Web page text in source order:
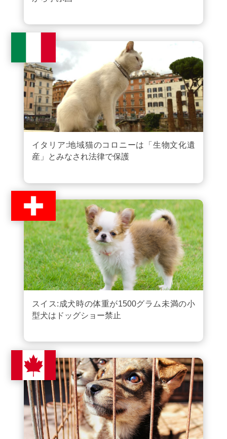
イタリア:地域猫のコロニーは「生物文化遺
産」とみなされ法律で保護
スイス:成犬時の体重が1500グラム未満の小
型犬はドッグショー禁止